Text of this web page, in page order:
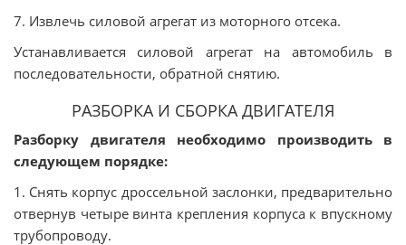
7. Извлечь силовой агрегат из моторного отсека.
Устанавливается силовой агрегат на автомобиль в
последовательности, обратной снятию.
РАЗБОРКА И СБОРКА ДВИГАТЕЛЯ
Разборку двигателя необходимо производить в
следующем порядке:
1. Снять корпус дроссельной заслонки, предварительно
отвернув четыре винта крепления корпуса к впускному
трубопроводу.